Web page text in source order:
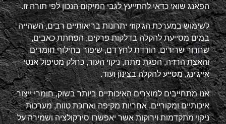
הפאנג שואי כדאי להתייעץ לגבי המיקום הנכון לפי תורה זו.
לשימוש במערכת הג'קוזי יתרונות בריאותיים רבים, השהייה
במים מסייעת להקלה בדלקות פרקים, הפחתת כאבים,
שחרור שרירים, הורדת לחץ דם, שיפור בחילוף חומרים
והאצת הרזיה, הפגת מתח, ניקוי העור, כחלק מטיפול אנטי
אייג'ינג, מסייע להקלה בצינון ועוד.
אנו מתחייבים למוצרים האיכותיים ביותר בשוק, חומרי ייצור
איכותיים ומקוריים, אחריות מקיפה וארוכת טווח, מערכות
ניקוי מתקדמות וירוקות אשר יאפשרו סירקולציה ושמירה על